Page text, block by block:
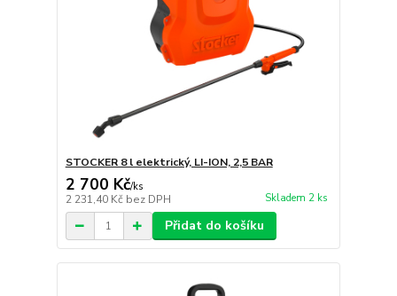
STOCKER 8 l elektrický, LI-ION, 2,5 BAR
2 700 Kč/ks
2 231,40 Kč bez DPH Skladem 2 ks
Přidat do košíku